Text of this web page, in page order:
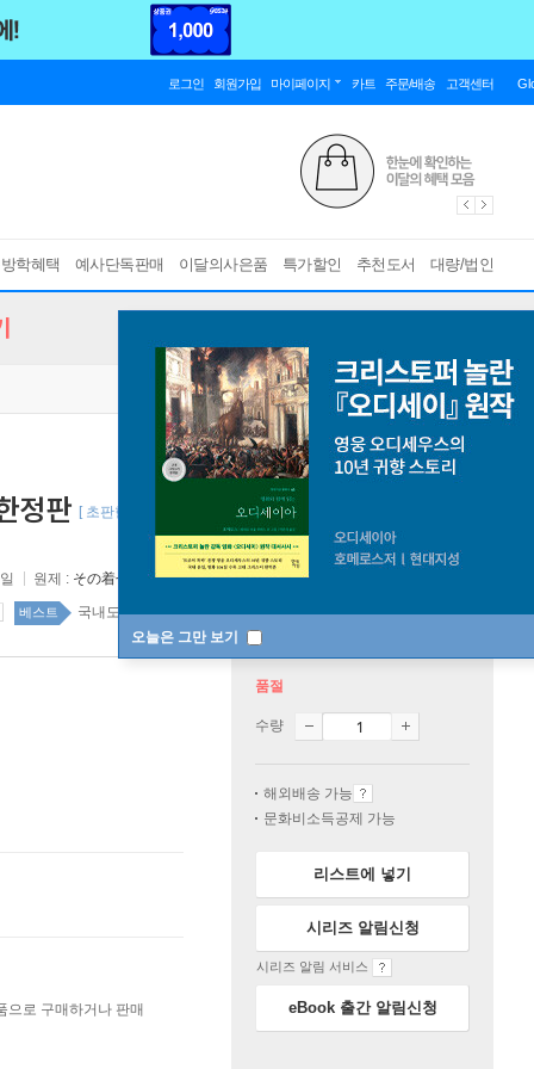
로그인 회원가입 마이페이지 카트 주문/배송 고객센터
학혜택 예사단독판매 이달의사은품 특가할인 추천도서 대량/법인
오늘은 그만 보기
정판 [ 초판한정부록 : 아크릴 디오라마+양면커버+일러스트 카드 2종
원제 : その着せ?え人形は?をする
베스트 국내도서 top100 1주
으로 구매하거나 판매
품절
수량
해외배송 가능
문화비소득공제 가능
리스트에 넣기
시리즈 알림신청
시리즈 알림 서비스
eBook 출간 알림신청